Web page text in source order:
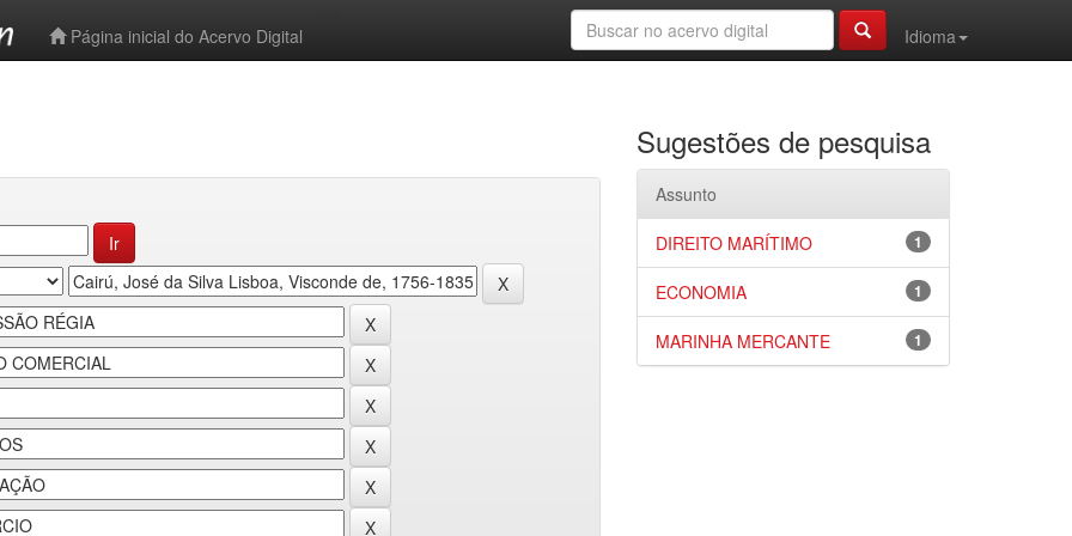
Página inicial do Acervo Digital
Idioma
Sugestões de pesquisa
Assunto
1
DIREITO MARÍTIMO
1
ECONOMIA
1
MARINHA MERCANTE